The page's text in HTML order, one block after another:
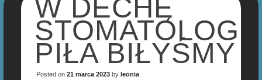
W DECHĘ
STOMATOLOG
PIŁA BIŁYŚMY
Posted on 21 marca 2023by leonia